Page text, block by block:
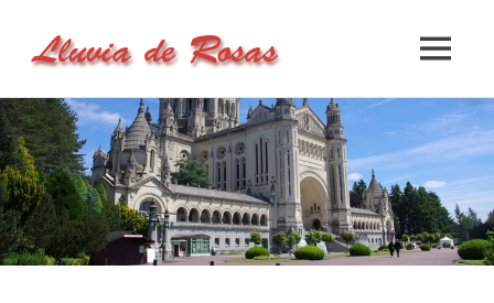
Saltar
al
contenido
de
Rosas
de
Rosas
–
Un
Sitio
de
Oración
MENÚ